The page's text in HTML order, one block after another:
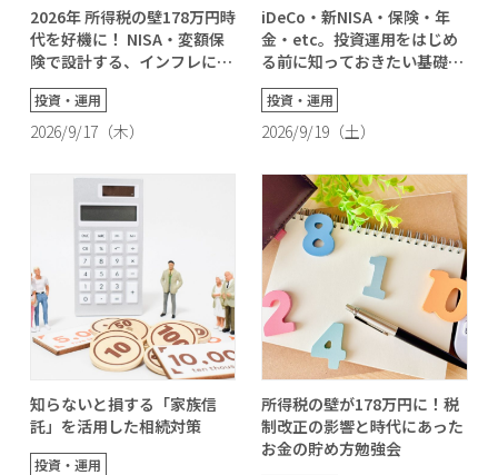
2026年 所得税の壁178万円時
代を好機に！ NISA・変額保
険で設計する、インフレに負
けない「一生困らないお金」
の作り方
投資・運用
2026/9/17（木）
iDeCo・新NISA・保険・年
金・etc。投資運用をはじめ
る前に知っておきたい基礎知
識！
投資・運用
2026/9/19（土）
知らないと損する「家族信
託」を活用した相続対策
投資・運用
所得税の壁が178万円に！税
制改正の影響と時代にあった
お金の貯め方勉強会